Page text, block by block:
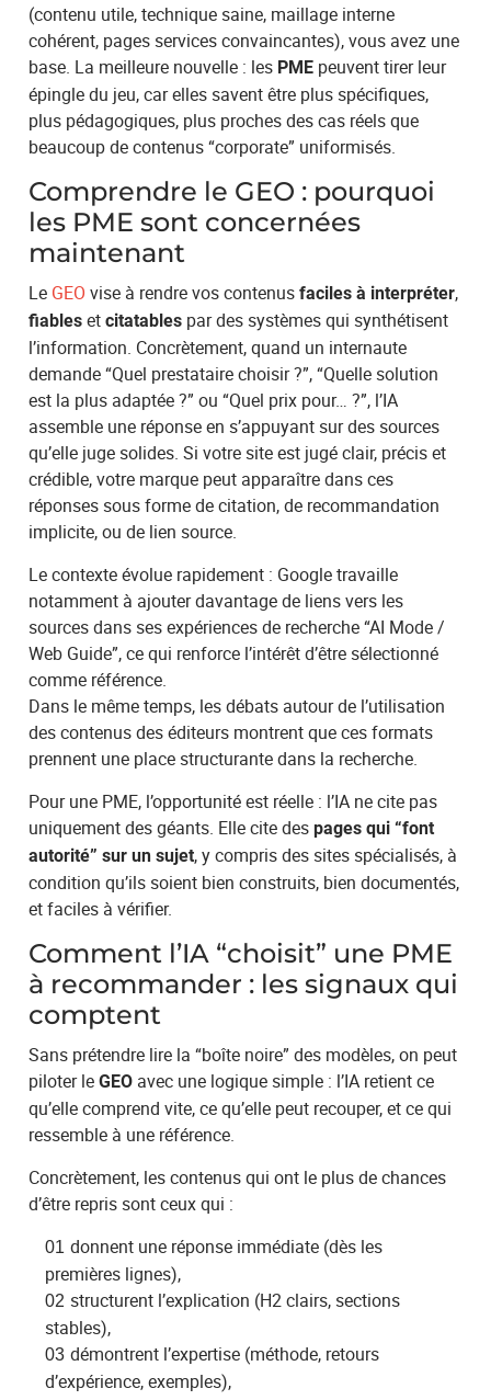
(contenu utile, technique saine, maillage interne
cohérent, pages services convaincantes), vous avez une
base. La meilleure nouvelle : les PME peuvent tirer leur
épingle du jeu, car elles savent être plus spécifiques,
plus pédagogiques, plus proches des cas réels que
beaucoup de contenus “corporate” uniformisés.
Comprendre le GEO : pourquoi
les PME sont concernées
maintenant
Le GEO vise à rendre vos contenusfaciles à interpréter,
fiables etcitatables par des systèmes qui synthétisent
l’information. Concrètement, quand un internaute
demande “Quel prestataire choisir ?”, “Quelle solution
est la plus adaptée ?” ou “Quel prix pour… ?”, l’IA
assemble une réponse en s’appuyant sur des sources
qu’elle juge solides. Si votre site est jugé clair, précis et
crédible, votre marque peut apparaître dans ces
réponses sous forme de citation, de recommandation
implicite, ou de lien source.
Le contexte évolue rapidement : Google travaille
notamment à ajouter davantage de liens vers les
sources dans ses expériences de recherche “AI Mode /
Web Guide”, ce qui renforce l’intérêt d’être sélectionné
comme référence.
Dans le même temps, les débats autour de l’utilisation
des contenus des éditeurs montrent que ces formats
prennent une place structurante dans la recherche.
Pour une PME, l’opportunité est réelle : l’IA ne cite pas
uniquement des géants. Elle cite despages qui “font
autorité” sur un sujet, y compris des sites spécialisés, à
condition qu’ils soient bien construits, bien documentés,
et faciles à vérifier.
Comment l’IA “choisit” une PME
à recommander : les signaux qui
comptent
Sans prétendre lire la “boîte noire” des modèles, on peut
piloter leGEO avec une logique simple : l’IA retient ce
qu’elle comprend vite, ce qu’elle peut recouper, et ce qui
ressemble à une référence.
Concrètement, les contenus qui ont le plus de chances
d’être repris sont ceux qui :
donnent une réponse immédiate (dès les
premières lignes),
structurent l’explication (H2 clairs, sections
stables),
démontrent l’expertise (méthode, retours
d’expérience, exemples),